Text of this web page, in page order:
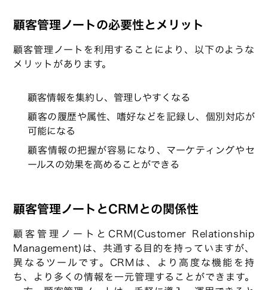
顧客管理ノートの必要性とメリット
顧客管理ノートを利用することにより、以下のような
メリットがあります。
顧客情報を集約し、管理しやすくなる
顧客の履歴や属性、嗜好などを記録し、個別対応が
可能になる
顧客情報の把握が容易になり、マーケティングやセ
ールスの効果を高めることができる
顧客管理ノートとCRMとの関係性
顧客管理ノートとCRM(Customer Relationship
Management)は、共通する目的を持っていますが、
異なるツールです。CRMは、より高度な機能を持
ち、より多くの情報を一元管理することができます。